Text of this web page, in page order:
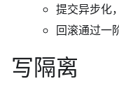
提交异步化
回滚通过一
写隔离